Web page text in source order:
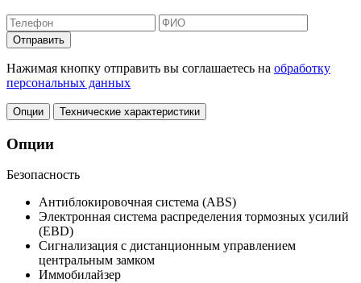
Отправить
Нажимая кнопку отправить вы соглашаетесь на обработку
персональных данных
Опции Технические характеристики
Опции
Безопасность
Антиблокировочная система (ABS)
Электронная система распределения тормозных усилий
(EBD)
Сигнализация с дистанционным управлением
центральным замком
Иммобилайзер